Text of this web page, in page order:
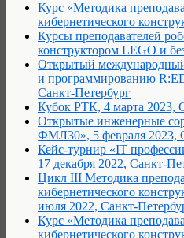
Курс «Методика
кибернетического
Курсы преподавателей
конструктором LEGO и
Открытый международный
и программированию
Санкт-Петербург
Кубок РТК, 4 марта 2023,
Открытые инженерные
ФМЛ30», 5 февраля 2023,
Кейс-турнир «IT
17 декабря 2022, Санкт-
Цикл III Методика
кибернетического
июля 2022, Санкт-
Курс «Методика
кибернетического